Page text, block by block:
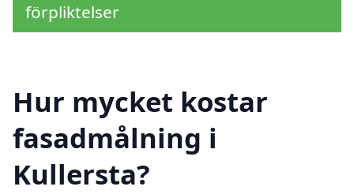
förpliktelser
Hur mycket kostar
fasadmålning i
Kullersta?